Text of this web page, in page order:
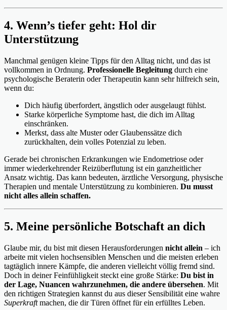
4. Wenn’s tiefer geht: Hol dir
Unterstützung
Manchmal genügen kleine Tipps für den Alltag nicht, und das ist
vollkommen in Ordnung. Professionelle Begleitung durch eine
psychologische Beraterin oder Therapeutin kann sehr hilfreich sein,
wenn du:
Dich häufig überfordert, ängstlich oder ausgelaugt fühlst.
Starke körperliche Symptome hast, die dich im Alltag
einschränken.
Merkst, dass alte Muster oder Glaubenssätze dich
zurückhalten, dein volles Potenzial zu leben.
Gerade bei chronischen Erkrankungen wie Endometriose oder
immer wiederkehrender Reizüberflutung ist ein ganzheitlicher
Ansatz wichtig. Das kann bedeuten, ärztliche Versorgung, physische
Therapien und mentale Unterstützung zu kombinieren. Du musst
nicht alles allein schaffen.
5. Meine persönliche Botschaft an dich
Glaube mir, du bist mit diesen Herausforderungen nicht allein – ich
arbeite mit vielen hochsensiblen Menschen und die meisten erleben
tagtäglich innere Kämpfe, die anderen vielleicht völlig fremd sind.
Doch in deiner Feinfühligkeit steckt eine große Stärke: Du bist in
der Lage, Nuancen wahrzunehmen, die andere übersehen. Mit
den richtigen Strategien kannst du aus dieser Sensibilität eine wahre
Superkraftmachen, die dir Türen öffnet für ein erfülltes Leben.